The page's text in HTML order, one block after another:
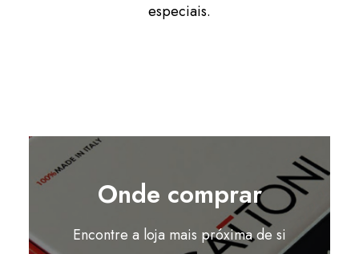
especiais.
Onde comprar
Encontre a loja mais próxima de si